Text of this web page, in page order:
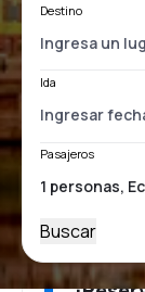
Destino
Ida
Pasajeros
Buscar